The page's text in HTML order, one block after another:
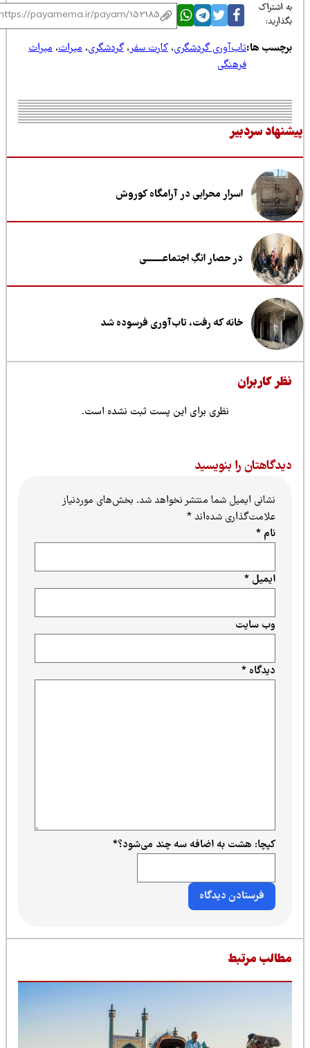
اشتراک
ها:تاب‌آوری گردشگری،کارت سفر،گردشگری،میراث،میراث
فرهنگی
سردبیر
اسرار محرابی در آرامگاه کوروش
در حصار انگِ اجتماعــــــــی
خانه که رفت، تاب‌آوری فرسوده شد
کاربران
نظری برای این پست ثبت نشده است.
را بنویسید
نشانی ایمیل شما منتشر نخواهد شد.بخش‌های موردنیاز
علامت‌گذاری شده‌اند*
دیدگاه*
ایمیل*
وب‌ سایت
کپچا: هشت به اضافه سه چند می‌شود؟*
مرتبط